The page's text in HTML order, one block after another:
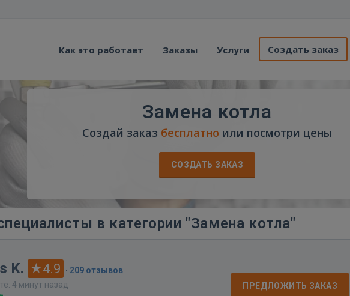
Как это работает Заказы Услуги Создать заказ
Замена котла
Создай заказ бесплатно или посмотри цены
СОЗДАТЬ ЗАКАЗ
в категории "Замена котла"
K. 4.9 · 209 отзывов
4 минут назад
ПРЕДЛОЖИТЬ ЗАКАЗ